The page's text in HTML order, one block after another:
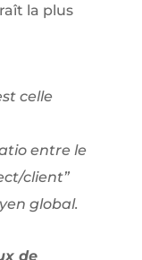
la plus
celle
entre le
client”
global.
de